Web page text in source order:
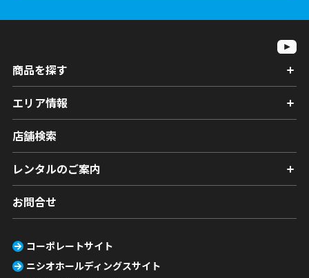
商品を探す
エリア情報
店舗検索
レンタルのご案内
お問合せ
コーポレートサイト
ニシオホールディングスサイト